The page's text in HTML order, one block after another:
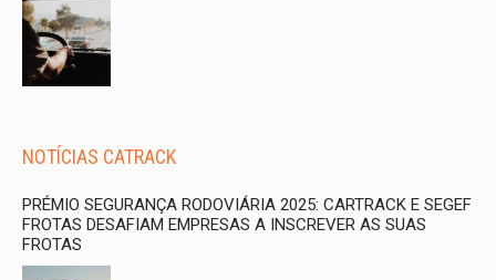
NOTÍCIAS CATRACK
PRÉMIO SEGURANÇA RODOVIÁRIA 2025: CARTRACK E SEGEF
FROTAS DESAFIAM EMPRESAS A INSCREVER AS SUAS
FROTAS